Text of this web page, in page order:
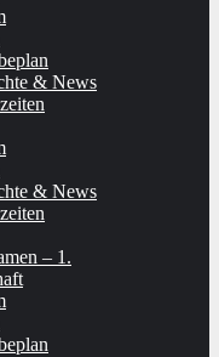
& News
& News
– 1.